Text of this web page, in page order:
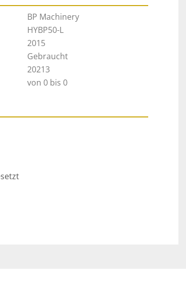
BP Machinery
HYBP50-L
2015
Gebraucht
20213
von 0 bis 0